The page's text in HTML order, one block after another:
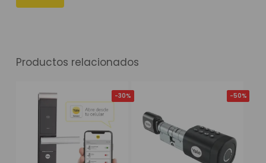
Productos relacionados
-20%
-30% -20%
-50%